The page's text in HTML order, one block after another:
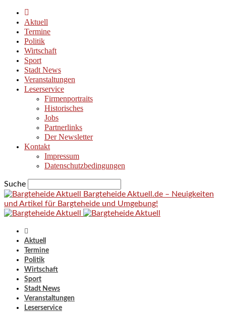
Aktuell
Termine
Politik
Wirtschaft
Sport
Stadt News
Veranstaltungen
Leserservice
Firmenportraits
Historisches
Jobs
Partnerlinks
Der Newsletter
Kontakt
Impressum
Datenschutzbedingungen
Suche
Bargteheide Aktuell.de – Neuigkeiten
und Artikel für Bargteheide und Umgebung!
Aktuell
Termine
Politik
Wirtschaft
Sport
Stadt News
Veranstaltungen
Leserservice